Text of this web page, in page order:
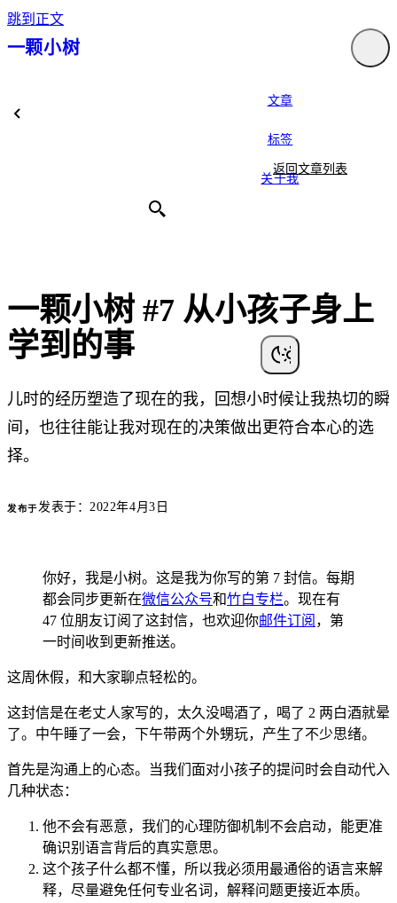
跳到正文
一颗小树
文章
标签
关于我
返回文章列表
一颗小树 #7 从小孩子身上
学到的事
儿时的经历塑造了现在的我，回想小时候让我热切的瞬
间，也往往能让我对现在的决策做出更符合本心的选
择。
发布于发表于：2022年4月3日
你好，我是小树。这是我为你写的第 7 封信。每期
都会同步更新在微信公众号和竹白专栏。现在有
47 位朋友订阅了这封信，也欢迎你邮件订阅 ，第
一时间收到更新推送。
这周休假，和大家聊点轻松的。
这封信是在老丈人家写的，太久没喝酒了，喝了 2 两白酒就晕
了。中午睡了一会，下午带两个外甥玩，产生了不少思绪。
首先是沟通上的心态。当我们面对小孩子的提问时会自动代入
几种状态：
他不会有恶意，我们的心理防御机制不会启动，能更准
确识别语言背后的真实意思。
这个孩子什么都不懂，所以我必须用最通俗的语言来解
释，尽量避免任何专业名词，解释问题更接近本质。